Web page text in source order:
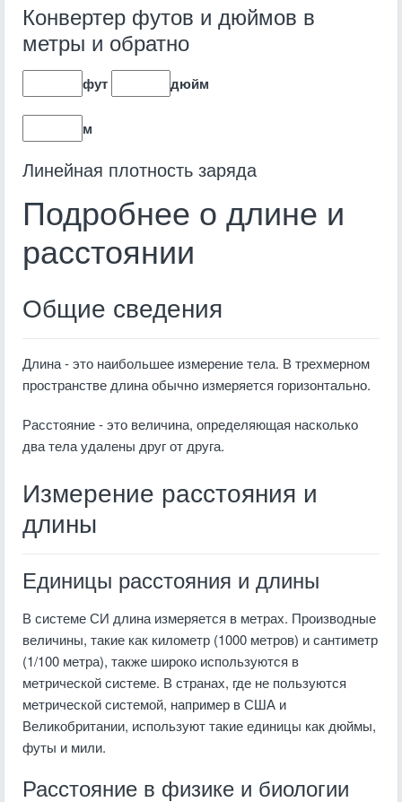
Конвертер футов и дюймов в
метры и обратно
фут дюйм
м
Линейная плотность заряда
Подробнее о длине и
расстоянии
Общие сведения
Длина - это наибольшее измерение тела. В трехмерном
пространстве длина обычно измеряется горизонтально.
Расстояние - это величина, определяющая насколько
два тела удалены друг от друга.
Измерение расстояния и
длины
Единицы расстояния и длины
В системе СИ длина измеряется в метрах. Производные
величины, такие как километр (1000 метров) и сантиметр
(1/100 метра), также широко используются в
метрической системе. В странах, где не пользуются
метрической системой, например в США и
Великобритании, используют такие единицы как дюймы,
футы и мили.
Расстояние в физике и биологии